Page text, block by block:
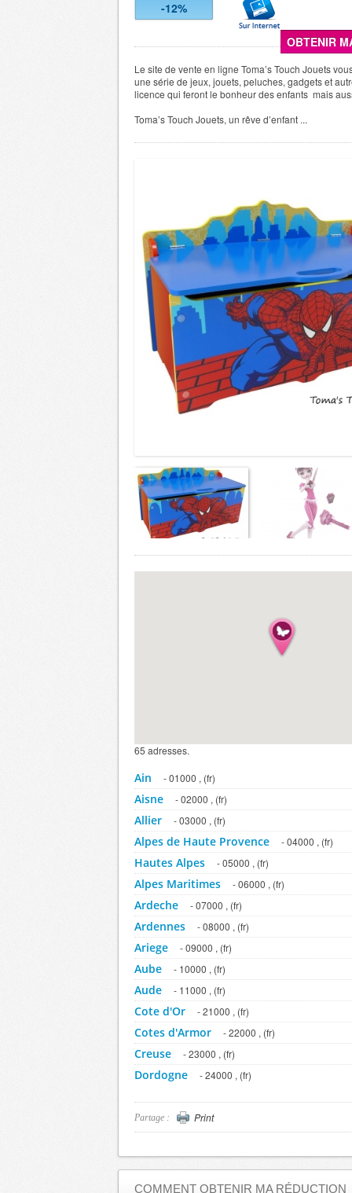
-12%
OBTENIR
Le site de vente en ligne Toma’s Touch Jouets
une série de jeux, jouets, peluches, gadgets et
licence qui feront le bonheur des enfants mais
Toma’s Touch Jouets, un rêve d’enfant ...
65 adresses.
Ain - 01000 , (fr)
Aisne - 02000 , (fr)
Allier - 03000 , (fr)
Alpes de Haute Provence - 04000 , (fr)
Hautes Alpes - 05000 , (fr)
Alpes Maritimes - 06000 , (fr)
Ardeche - 07000 , (fr)
Ardennes - 08000 , (fr)
Ariege - 09000 , (fr)
Aube - 10000 , (fr)
Aude - 11000 , (fr)
Cote d'Or - 21000 , (fr)
Cotes d'Armor - 22000 , (fr)
Creuse - 23000 , (fr)
Dordogne - 24000 , (fr)
Drome - 26000 , (fr)
Eure et Loir - 28000 , (fr)
Finistere
Partage : Print
COMMENT OBTENIR MA RÉDUCTION